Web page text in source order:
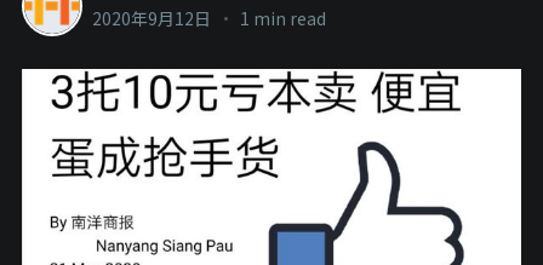
2020年9月12日 • 1 min read